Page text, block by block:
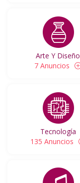
Arte Y Diseño
7 Anuncios
Tecnología
135 Anuncios